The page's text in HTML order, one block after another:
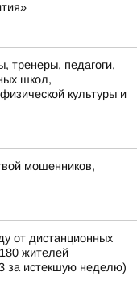
тренеры, педагоги,
школ,
культуры и
мошенников,
от дистанционных
жителей
за истекшую неделю)